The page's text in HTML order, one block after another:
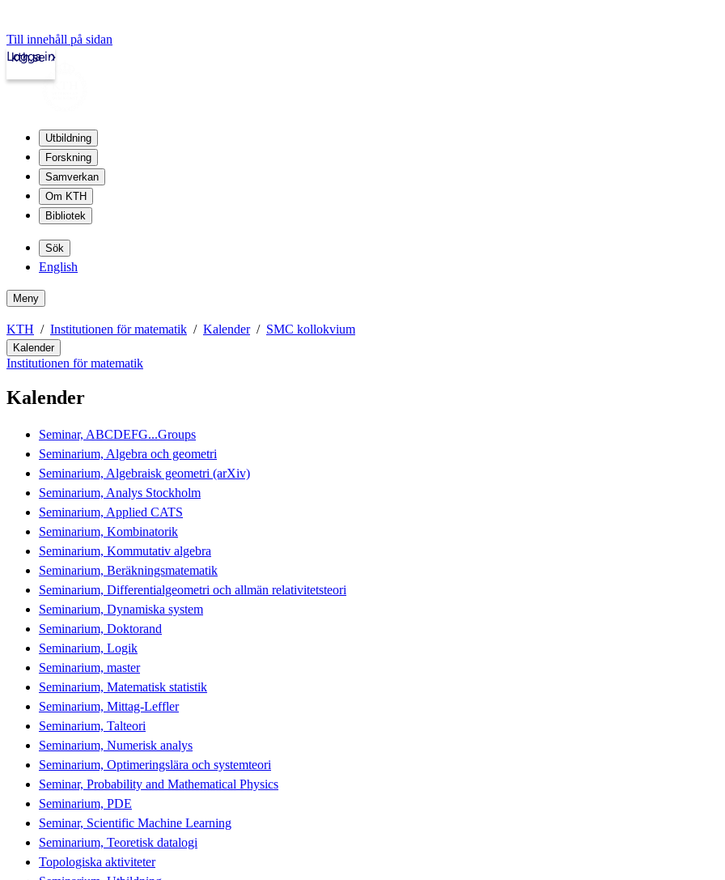
Till innehåll på sidan
kth.se
Logga in
Utbildning
Forskning
Samverkan
Om KTH
Bibliotek
Sök
English
Meny
KTH Institutionen för matematik Kalender SMC kollokvium
Kalender
Institutionen för matematik
Kalender
Seminar, ABCDEFG...Groups
Seminarium, Algebra och geometri
Seminarium, Algebraisk geometri (arXiv)
Seminarium, Analys Stockholm
Seminarium, Applied CATS
Seminarium, Kombinatorik
Seminarium, Kommutativ algebra
Seminarium, Beräkningsmatematik
Seminarium, Differentialgeometri och allmän relativitetsteori
Seminarium, Dynamiska system
Seminarium, Doktorand
Seminarium, Logik
Seminarium, master
Seminarium, Matematisk statistik
Seminarium, Mittag-Leffler
Seminarium, Talteori
Seminarium, Numerisk analys
Seminarium, Optimeringslära och systemteori
Seminar, Probability and Mathematical Physics
Seminarium, PDE
Seminar, Scientific Machine Learning
Seminarium, Teoretisk datalogi
Topologiska aktiviteter